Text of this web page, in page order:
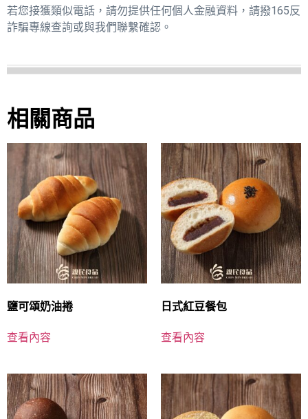
若您接獲類似電話，請勿提供任何個人金融資料，請撥165反
詐騙專線查詢或與我們聯繫確認。
相關商品
鹽可頌奶油捲
查看內容
日式紅豆餐包
查看內容